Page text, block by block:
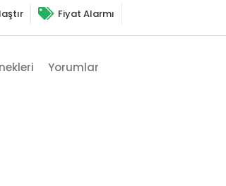
Fiyat Alarmı
Yorumlar